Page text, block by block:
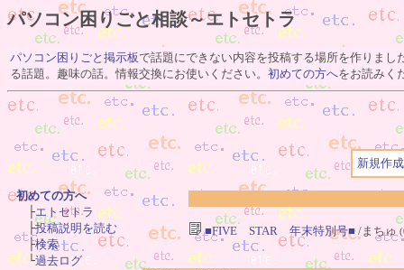
パソコン困りごと相談～エトセトラ
パソコン困りごと掲示板で話題にできない内容を投稿する場所を作りまし
る話題。趣味の話。情報交換にお使いください。 初めての方へをお読みく
新規作成
■FIVE STAR 年末特別号■/まちゅ
初めての方へ
├エトセトラ
├投稿説明を読む
├検索
└過去ログ